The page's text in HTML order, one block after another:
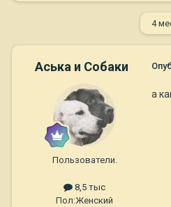
4
Аська и Собаки
Пользователи.
8,5 тыс
Пол:Женский
а